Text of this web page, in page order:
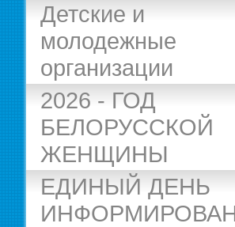
Детские и
молодежные
организации
2026 - ГОД
БЕЛОРУССКОЙ
ЖЕНЩИНЫ
ЕДИНЫЙ ДЕНЬ